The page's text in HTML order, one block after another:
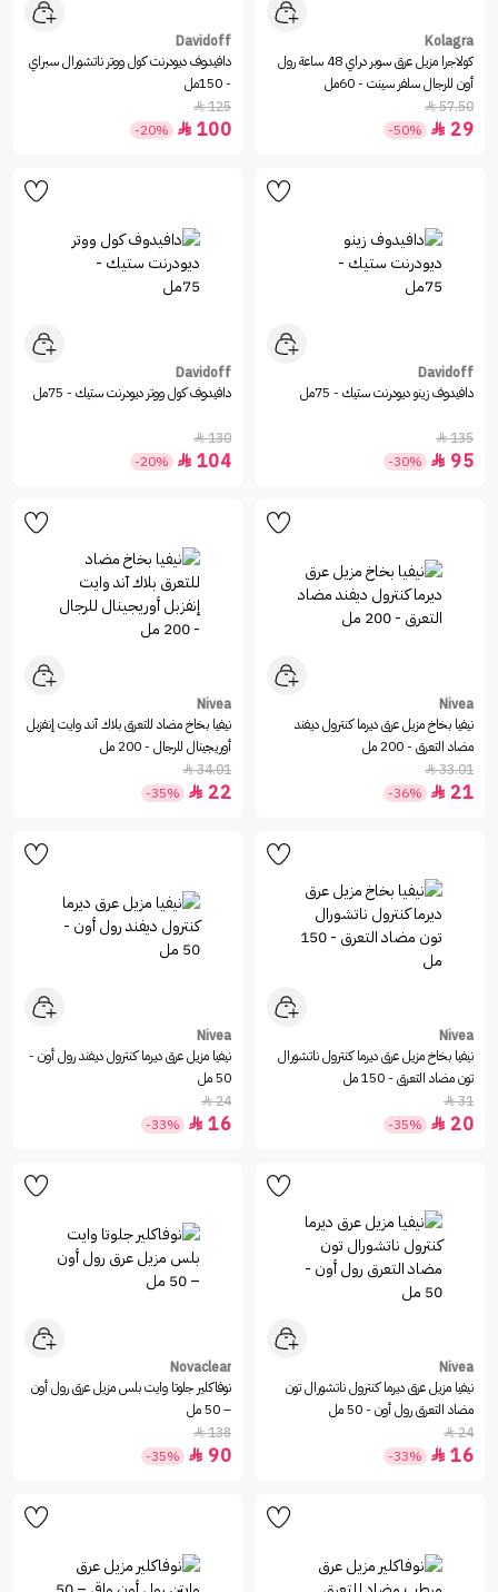
Kolagra
كولاجرا مزيل عرق سوبر دراي 48 ساعة رول
أون للرجال سلفر سينت - 60مل
57.50

29

-50%
Davidoff
دافيدوف ديودرنت كول ووتر ناتشورال سبراي
- 150مل
125

100

-20%
Davidoff
دافيدوف زينو ديودرنت ستيك - 75مل
135

95

-30%
Davidoff
دافيدوف كول ووتر ديودرنت ستيك - 75مل
130

104

-20%
Nivea
نيفيا بخاخ مزيل عرق ديرما كنترول ديفند
مضاد التعرق - 200 مل
33.01

21

-36%
Nivea
نيفيا بخاخ مضاد للتعرق بلاك آند وايت إنفزبل
أوريجينال للرجال - 200 مل
34.01

22

-35%
Nivea
نيفيا بخاخ مزيل عرق ديرما كنترول ناتشورال
تون مضاد التعرق - 150 مل
31

20

-35%
Nivea
نيفيا مزيل عرق ديرما كنترول ديفند رول أون -
50 مل
24

16

-33%
Nivea
نيفيا مزيل عرق ديرما كنترول ناتشورال تون
مضاد التعرق رول أون - 50 مل
24

16

-33%
Novaclear
نوفاكلير جلوتا وايت بلس مزيل عرق رول أون
– 50 مل
138

90

-35%